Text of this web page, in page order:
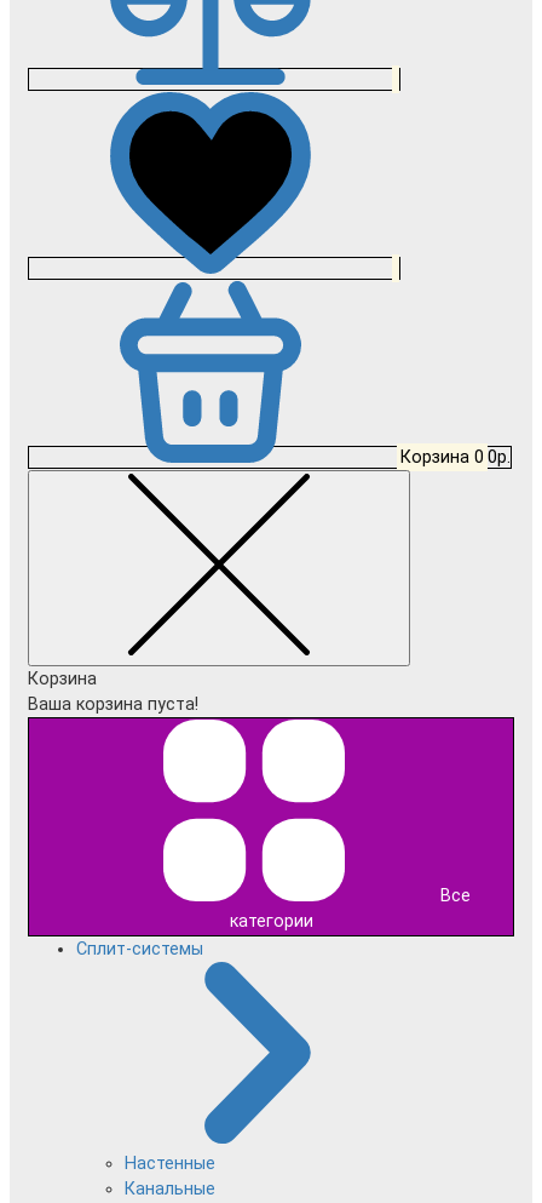
Корзина 0 0р.
Корзина
Ваша корзина пуста!
Все
категории
Сплит-системы
Настенные
Канальные